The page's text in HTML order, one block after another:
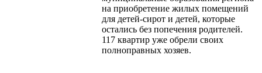
на приобретение жилых помещений
для детей-сирот и детей, которые
остались без попечения родителей.
117 квартир уже обрели своих
полноправных хозяев.